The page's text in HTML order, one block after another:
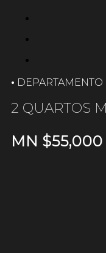
· DEPARTAMENTO
2 QUARTOS
MN $55,000